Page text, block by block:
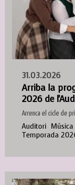
31.03.2026
Arriba la
2026 de
Arrenca el cicle de
Auditori Música
Temporada